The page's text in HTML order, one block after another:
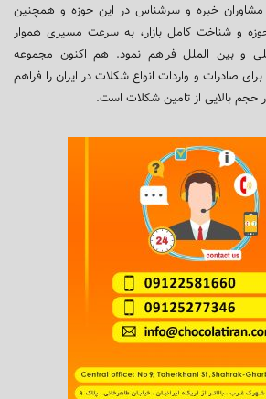
مشاوران خبره و سرشناس در این حوزه و همچنین
و شناخت کامل بازار، به سرعت مسیری هموار
و بین الملل فراهم نمود. هم اکنون مجموعه
صادرات و واردات انواع شکلات در ایران را فراهم
حجم بالایی از تامین شکلات است.